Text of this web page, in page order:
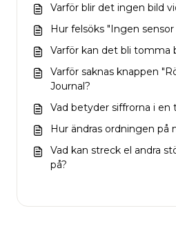
Varför blir det ingen bild
Hur felsöks "Ingen
Varför kan det bli tomma
Varför saknas knappen
Journal?
Vad betyder siffrorna i en
Hur ändras ordningen på
Vad kan streck el andra
på?